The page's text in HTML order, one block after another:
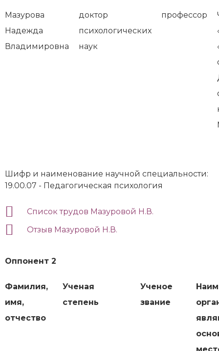
Мазурова
Надежда
Владимировна
доктор
психологических
наук
профессор
Шифр и наименование научной специальности:
19.00.07 - Педагогическая психология
Список трудов Мазуровой Н.В.
Отзыв Мазуровой Н.В.
Оппонент 2
Фамилия,
имя,
отчество
Ученая
степень
Ученое
звание